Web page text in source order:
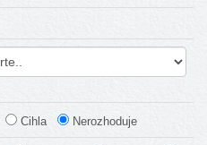
Cihla Nerozhoduje